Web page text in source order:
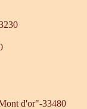
d'or"-33480